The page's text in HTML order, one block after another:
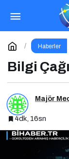
Haberler
Bilgi
Majör
4dk, 16sn
Türk
“100 Yazar 100
Yorum Yap